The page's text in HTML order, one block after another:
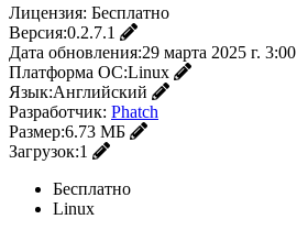
Лицензия: Бесплатно
Версия:0.2.7.1
Дата обновления:29 марта 2025 г. 3:00
Платформа ОС:Linux
Язык:Английский
Разработчик: Phatch
Размер:6.73 МБ
Загрузок:1
Бесплатно
Linux